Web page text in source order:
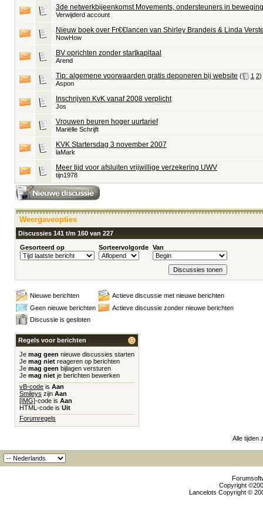
3de netwerkbijeenkomst Movements, ondersteuners in beweging
Verwijderd account
Nieuw boek over Fr€€lancen van Shirley Brandeis & Linda
NowHow
BV oprichten zonder startkapitaal
Arend
Tip: algemene voorwaarden gratis deponeren bij website ( 1 2)
Aspon
Inschrijven KvK vanaf 2008 verplicht
Jos
Vrouwen beuren hoger uurtarief
Mariëlle Schrijft
KVK Startersdag 3 november 2007
laMark
Meer tijd voor afsluiten vrijwillige verzekering UWV
tijn1978
Weergaveopties
Discussies 141 t/m 160 van 227
Gesorteerd op
Sorteervolgorde Van
Nieuwe berichten
Actieve discussie met nieuwe berichten
Geen nieuwe berichten
Actieve discussie zonder nieuwe berichten
Discussie is gesloten
Regels voor berichten
Je mag geen nieuwe discussies starten
Je mag niet reageren op berichten
Je mag geen bijlagen versturen
Je mag niet je berichten bewerken
vB-code is Aan
Smileys zijn Aan
[IMG]-code is Aan
HTML-code is Uit
Forumregels
Alle tijden
Copyright
Lancelots Copyright ©